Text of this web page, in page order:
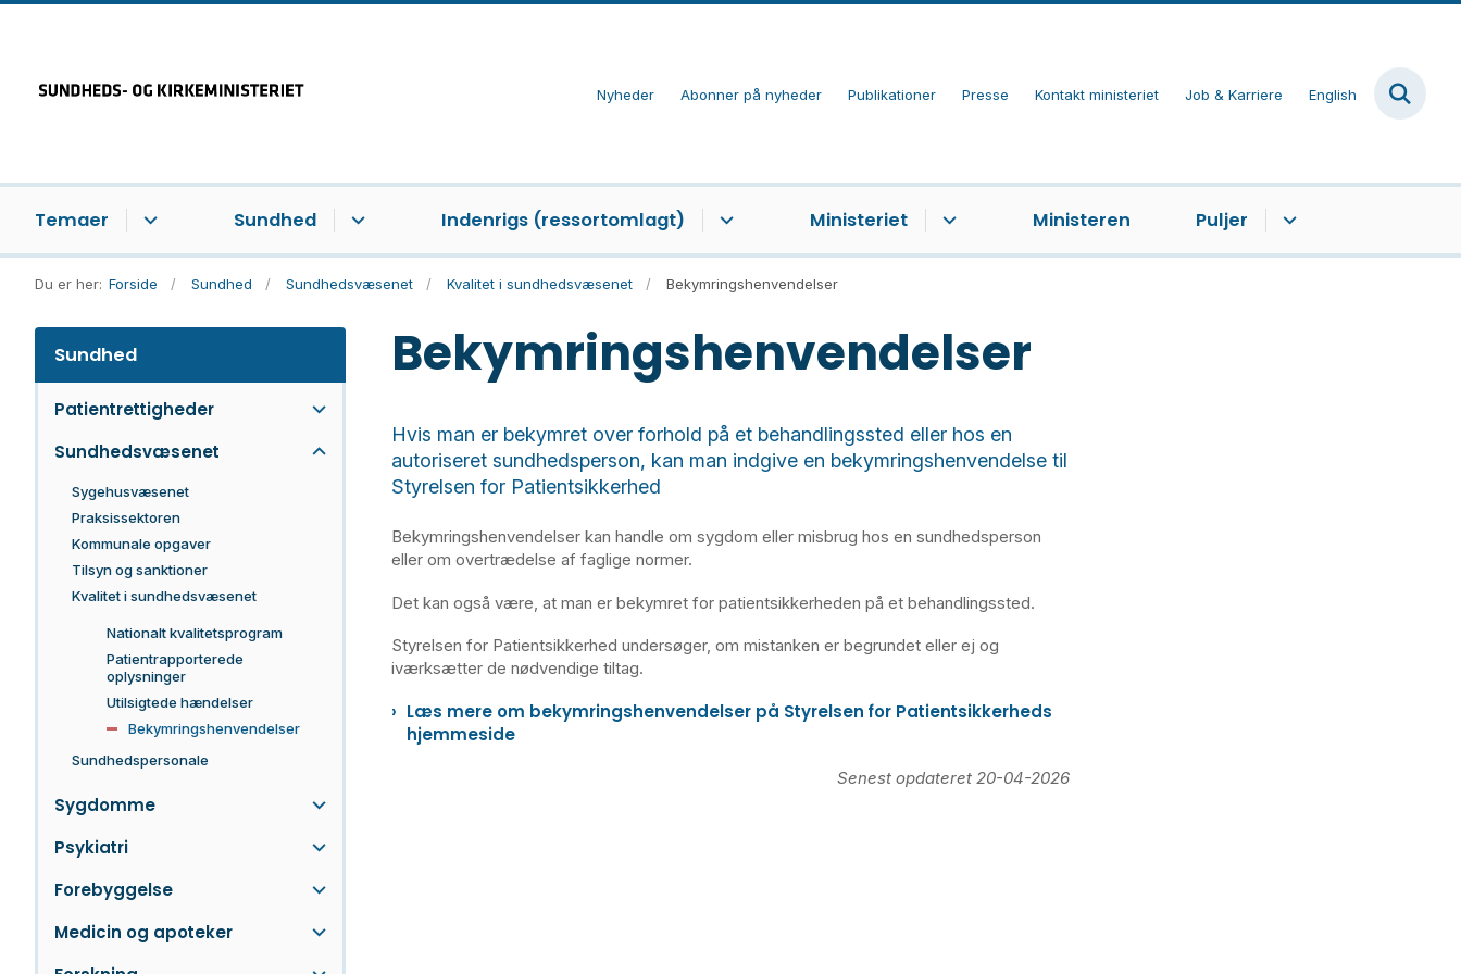
Nyheder Abonner på nyheder Publikationer Presse Kontakt ministeriet Job & Karriere English
Temaer Sundhed Indenrigs (ressortomlagt) Ministeriet Ministeren Puljer
Du er her: Forside Sundhed Sundhedsvæsenet Kvalitet i sundhedsvæsenet Bekymringshenvendelser
Sundhed
Patientrettigheder
Sundhedsvæsenet
Sygehusvæsenet
Praksissektoren
Kommunale opgaver
Tilsyn og sanktioner
Kvalitet i sundhedsvæsenet
Nationalt kvalitetsprogram
Patientrapporterede
oplysninger
Utilsigtede hændelser
Bekymringshenvendelser
Sundhedspersonale
Sygdomme
Psykiatri
Forebyggelse
Medicin og apoteker
Bekymringshenvendelser
Hvis man er bekymret over forhold på et behandlingssted eller hos en
autoriseret sundhedsperson, kan man indgive en bekymringshenvendelse til
Styrelsen for Patientsikkerhed
Bekymringshenvendelser kan handle om sygdom eller misbrug hos en sundhedsperson
eller om overtrædelse af faglige normer.
Det kan også være, at man er bekymret for patientsikkerheden på et behandlingssted.
Styrelsen for Patientsikkerhed undersøger, om mistanken er begrundet eller ej og
iværksætter de nødvendige tiltag.
Læs mere om bekymringshenvendelser på Styrelsen for Patientsikkerheds
hjemmeside
Senest opdateret 20-04-2026